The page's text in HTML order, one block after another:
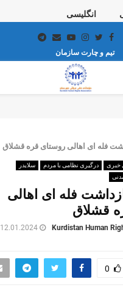
انگلیسی
Facebook
Twitter
Instagram
Youtube
Email
Telegram
تیم و چارت سازمان
فله ای اهالی روستای قره قشلاق
خبری درگیری نظامی با مردم
سلایدر
فله ای اهالی
قشلاق
Kurdistan Human
12.01.2024
0